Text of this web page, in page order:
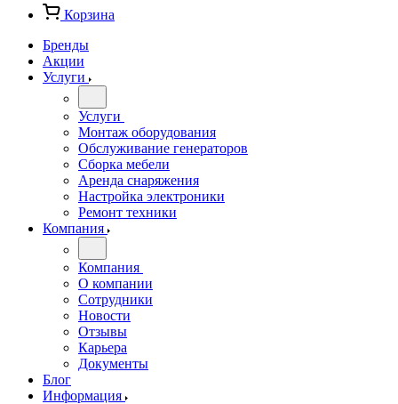
Корзина
Бренды
Акции
Услуги
Услуги
Монтаж оборудования
Обслуживание генераторов
Сборка мебели
Аренда снаряжения
Настройка электроники
Ремонт техники
Компания
Компания
О компании
Сотрудники
Новости
Отзывы
Карьера
Документы
Блог
Информация